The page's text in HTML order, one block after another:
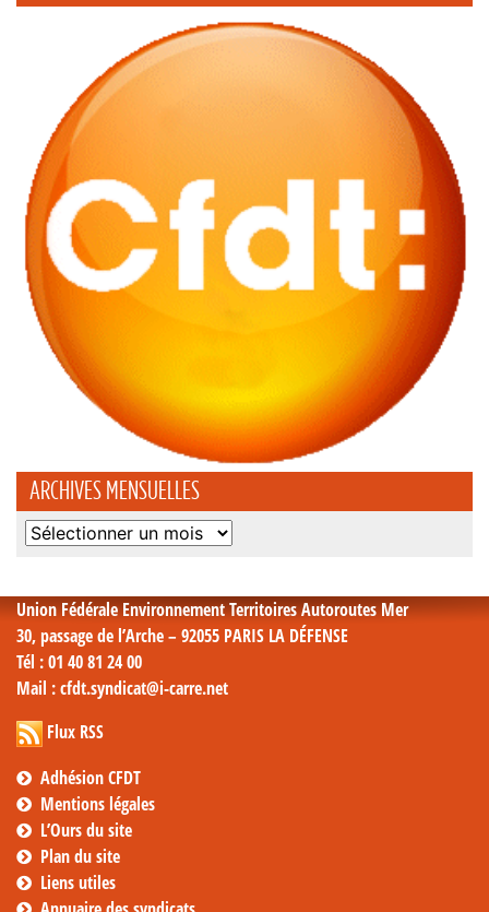
ARCHIVES MENSUELLES
Archives
Union Fédérale Environnement Territoires Autoroutes Mer
30, passage de l’Arche – 92055 PARIS LA DÉFENSE
Tél : 01 40 81 24 00
Mail : cfdt.syndicat@i-carre.net
Flux RSS
Adhésion CFDT
Mentions légales
L’Ours du site
Plan du site
Liens utiles